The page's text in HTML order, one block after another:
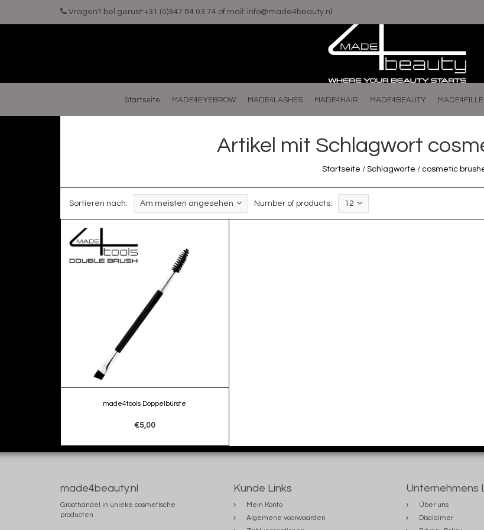
Vragen? bel gerust:+31 (0)347 84 03 74 of mail: info@made4beauty.nl
Startseite MADE4EYEBROW MADE4LASHES MADE4HAIR MADE4BEAUTY
Artikel mit Schlagwort
Startseite / Schlagworte / cosmetic
Sortieren nach: Am meisten angesehen Number of products: 12
made4tools Doppelbürste
€5,00
made4beauty.nl
Groothandel in unieke cosmetische
producten
Kunde Links
Mein Konto
Algemene voorwaarden
Unternehmens
Über uns
Disclaimer